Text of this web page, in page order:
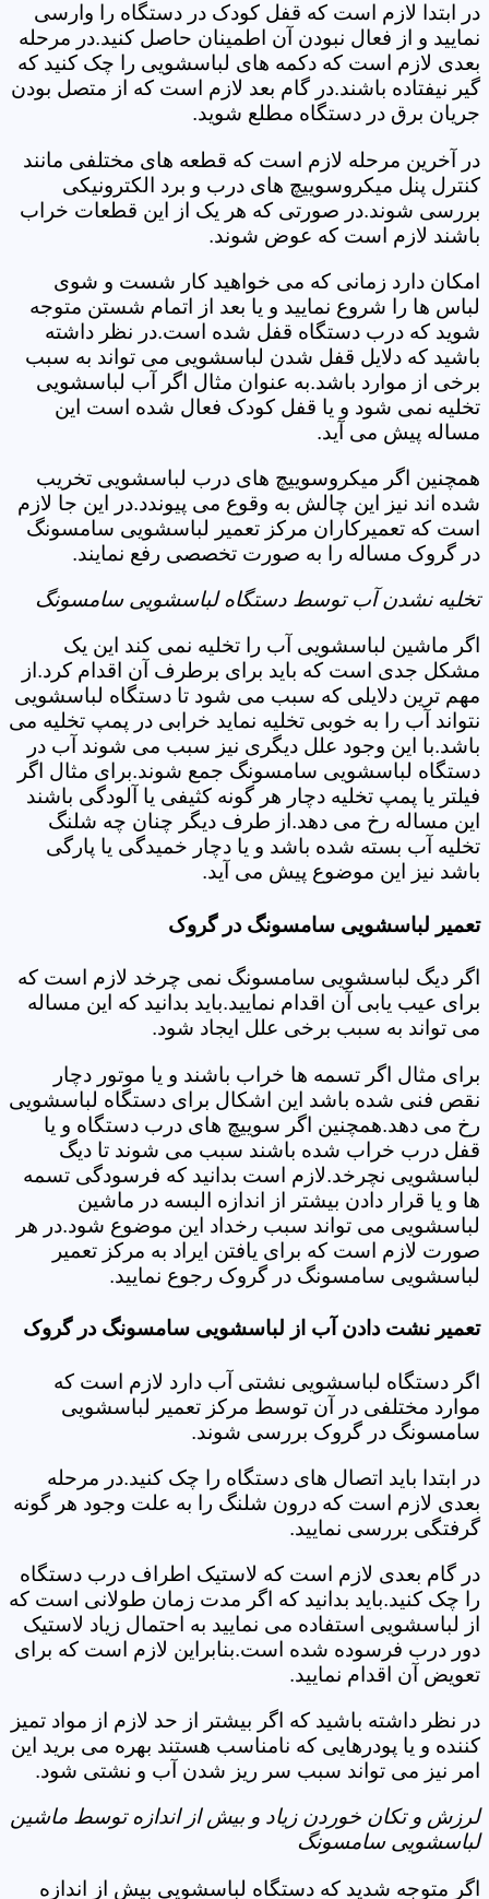
در ابتدا لازم است که قفل کودک در دستگاه را وارسی
نمایید و از فعال نبودن آن اطمینان حاصل کنید.در مرحله
بعدی لازم است که دکمه های لباسشویی را چک کنید که
گیر نیفتاده باشند.در گام بعد لازم است که از متصل بودن
جریان برق در دستگاه مطلع شوید.
در آخرین مرحله لازم است که قطعه های مختلفی مانند
کنترل پنل میکروسوییچ های درب و برد الکترونیکی
بررسی شوند.در صورتی که هر یک از این قطعات خراب
باشند لازم است که عوض شوند.
امکان دارد زمانی که می خواهید کار شست و شوی
لباس ها را شروع نمایید و یا بعد از اتمام شستن متوجه
شوید که درب دستگاه قفل شده است.در نظر داشته
باشید که دلایل قفل شدن لباسشویی می تواند به سبب
برخی از موارد باشد.به عنوان مثال اگر آب لباسشویی
تخلیه نمی شود و یا قفل کودک فعال شده است این
مساله پیش می آید.
همچنین اگر میکروسوییچ های درب لباسشویی تخریب
شده اند نیز این چالش به وقوع می پیوندد.در این جا لازم
است که تعمیرکاران مرکز تعمیر لباسشویی سامسونگ
در گروک مساله را به صورت تخصصی رفع نمایند.
تخلیه نشدن آب توسط دستگاه لباسشویی سامسونگ
اگر ماشین لباسشویی آب را تخلیه نمی کند این یک
مشکل جدی است که باید برای برطرف آن اقدام کرد.از
مهم ترین دلایلی که سبب می شود تا دستگاه لباسشویی
نتواند آب را به خوبی تخلیه نماید خرابی در پمپ تخلیه می
باشد.با این وجود علل دیگری نیز سبب می شوند آب در
دستگاه لباسشویی سامسونگ جمع شوند.برای مثال اگر
فیلتر یا پمپ تخلیه دچار هر گونه کثیفی یا آلودگی باشند
این مساله رخ می دهد.از طرف دیگر چنان چه شلنگ
تخلیه آب بسته شده باشد و یا دچار خمیدگی یا پارگی
باشد نیز این موضوع پیش می آید.
تعمیر لباسشویی سامسونگ در گروک
اگر دیگ لباسشویی سامسونگ نمی چرخد لازم است که
برای عیب یابی آن اقدام نمایید.باید بدانید که این مساله
می تواند به سبب برخی علل ایجاد شود.
برای مثال اگر تسمه ها خراب باشند و یا موتور دچار
نقص فنی شده باشد این اشکال برای دستگاه لباسشویی
رخ می دهد.همچنین اگر سوییچ های درب دستگاه و یا
قفل درب خراب شده باشند سبب می شوند تا دیگ
لباسشویی نچرخد.لازم است بدانید که فرسودگی تسمه
ها و یا قرار دادن بیشتر از اندازه البسه در ماشین
لباسشویی می تواند سبب رخداد این موضوع شود.در هر
صورت لازم است که برای یافتن ایراد به مرکز تعمیر
لباسشویی سامسونگ در گروک رجوع نمایید.
تعمیر نشت دادن آب از لباسشویی سامسونگ در گروک
اگر دستگاه لباسشویی نشتی آب دارد لازم است که
موارد مختلفی در آن توسط مرکز تعمیر لباسشویی
سامسونگ در گروک بررسی شوند.
در ابتدا باید اتصال های دستگاه را چک کنید.در مرحله
بعدی لازم است که درون شلنگ را به علت وجود هر گونه
گرفتگی بررسی نمایید.
در گام بعدی لازم است که لاستیک اطراف درب دستگاه
را چک کنید.باید بدانید که اگر مدت زمان طولانی است که
از لباسشویی استفاده می نمایید به احتمال زیاد لاستیک
دور درب فرسوده شده است.بنابراین لازم است که برای
تعویض آن اقدام نمایید.
در نظر داشته باشید که اگر بیشتر از حد لازم از مواد تمیز
کننده و یا پودرهایی که نامناسب هستند بهره می برید این
امر نیز می تواند سبب سر ریز شدن آب و نشتی شود.
لرزش و تکان خوردن زیاد و بیش از اندازه توسط ماشین
لباسشویی سامسونگ
اگر متوجه شدید که دستگاه لباسشویی بیش از اندازه